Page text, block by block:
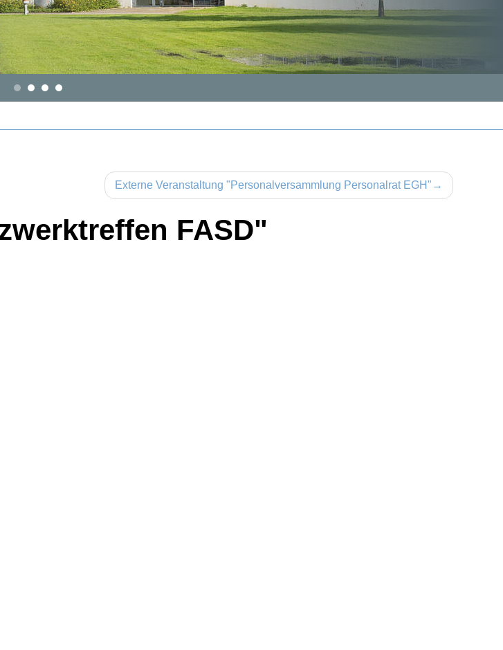
Externe Veranstaltung "Personalversammlung Personalrat EGH" →
FASD"